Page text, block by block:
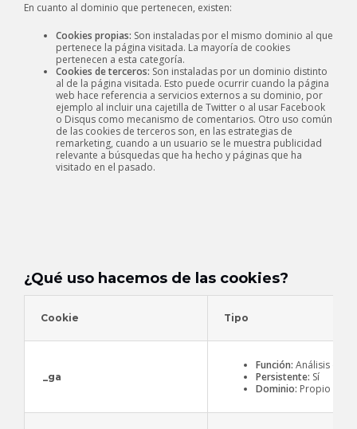
En cuanto al dominio que pertenecen, existen:
Cookies propias: Son instaladas por el mismo dominio al que
pertenece la página visitada. La mayoría de cookies
pertenecen a esta categoría.
Cookies de terceros: Son instaladas por un dominio distinto
al de la página visitada. Esto puede ocurrir cuando la página
web hace referencia a servicios externos a su dominio, por
ejemplo al incluir una cajetilla de Twitter o al usar Facebook
o Disqus como mecanismo de comentarios. Otro uso común
de las cookies de terceros son, en las estrategias de
remarketing, cuando a un usuario se le muestra publicidad
relevante a búsquedas que ha hecho y páginas que ha
visitado en el pasado.
¿Qué uso hacemos de las cookies?
Cookie Tipo
_ga
Función: Análisis de
Persistente: Sí
Dominio: Propio